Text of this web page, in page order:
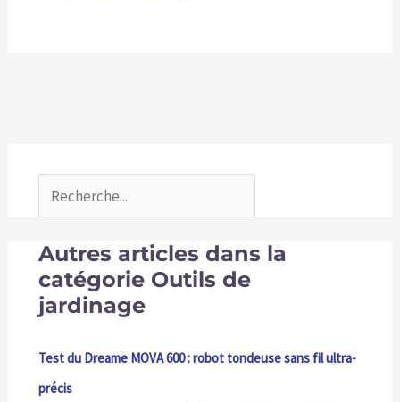
Autres articles dans la
catégorie Outils de
jardinage
Test du Dreame MOVA 600 : robot tondeuse sans fil ultra-
précis